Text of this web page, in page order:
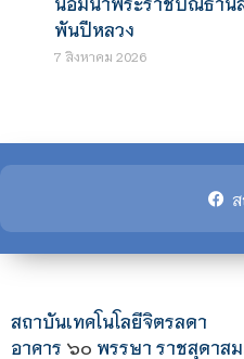
พันปีหลวง
7 สิงหาคม 2026
สถาบันเทคโนโลยีจิตรลดา
อาคาร ๖๐ พรรษา ราชสุดาส